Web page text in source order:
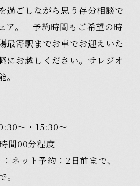
過ごしながら思う存分相談で
ア。 予約時間もご希望の時
最寄駅までお車でお迎えいた
にお越しください。サレジオ
～・15:30～
間00分程度
ネット予約：2日前まで、